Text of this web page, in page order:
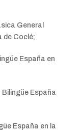
General
de Coclé;
España en
España
España en la